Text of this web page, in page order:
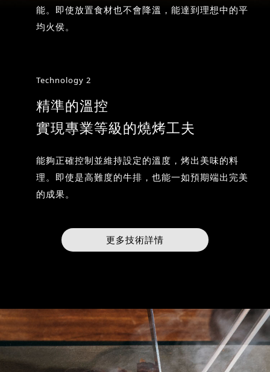
能。即使放置食材也不會降溫，能達到理想中的平
均火侯。
Technology 2
精準的溫控
實現專業等級的燒烤工夫
能夠正確控制並維持設定的溫度，烤出美味的料
理。即使是高難度的牛排，也能一如預期端出完美
的成果。
更多技術詳情